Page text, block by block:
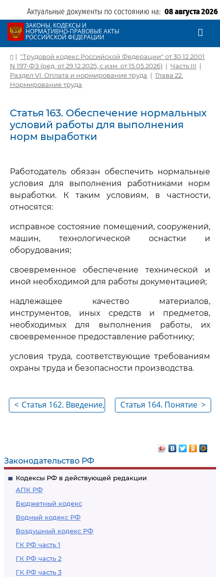
Актуальные документы по состоянию на: 08 августа 2026
ЗАКОНЫ, КОДЕКСЫ И
НОРМАТИВНО-ПРАВОВЫЕ АКТЫ
РОССИЙСКОЙ ФЕДЕРАЦИИ
Законодательство РФ
Кодексы РФ в действующей редакции
АПК РФ
Бюджетный кодекс
Водный кодекс РФ
Воздушный кодекс РФ
ГК РФ часть 1
ГК РФ часть 2
ГК РФ часть 3
| "Трудовой кодекс Российской Федерации" от 30.12.2001
N 197-ФЗ (ред. от 29.12.2025, с изм. от 15.05.2026) | Часть III |
Раздел VI. Оплата и нормирование труда | Глава 22.
Нормирование труда
Статья 163. Обеспечение нормальных
условий работы для выполнения
норм выработки
Работодатель обязан обеспечить нормальные
условия для выполнения работниками норм
выработки. К таким условиям, в частности,
относятся:
исправное состояние помещений, сооружений,
машин, технологической оснастки и
оборудования;
своевременное обеспечение технической и
иной необходимой для работы документацией;
надлежащее качество материалов,
инструментов, иных средств и предметов,
необходимых для выполнения работы, их
своевременное предоставление работнику;
условия труда, соответствующие требованиям
охраны труда и безопасности производства.
< Статья 162. Введение,
>
Статья 164. Понятие